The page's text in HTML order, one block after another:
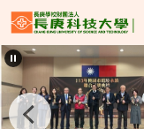
跳
到
主
內
容